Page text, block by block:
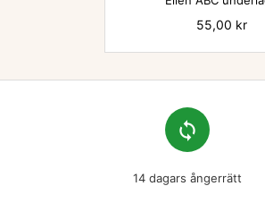
Pris
55,00 kr
loop
14 dagars ångerrätt